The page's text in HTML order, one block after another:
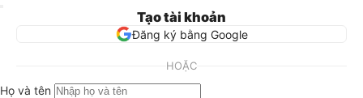
Tạo tài khoản
Đăng ký bằng Google
HOẶC
Họ và tên